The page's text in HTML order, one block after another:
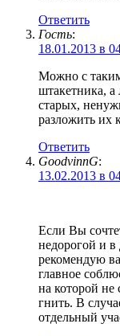
Ответить
Гость:
18.01.2013 в
Можно с
штакетника, а
старых,
разложить их
Ответить
GoodvinnG:
13.02.2013 в
Если Вы
недорогой и в
рекомендую
главное
на которой не
гнить. В
отдельный